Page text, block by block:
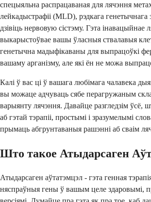
спецыяльна распрацаваная для лячэння
лейкадыстрафіі (MLD), рэдкага генетычнага
дзівіць нервовую сістэму. Гэта інавацыйнае
выкарыстоўвае вашы ўласныя ствалавыя
генетычна мадыфікаваны для выпрацоўкі
вашаму арганізму, але які ён не можа
Калі ў вас ці ў вашага любімага чалавека
вы можаце адчуваць сябе перагружаным
варыянту лячэння. Давайце разгледзім ўсё,
аб гэтай тэрапіі, простымі і зразумелымі
прымаць абгрунтаваныя рашэнні аб сваім
Што такое Атыдарсаген
Атыдарсаген аўтатэмцэл - гэта генная
няспраўныя гены ў вашым целе здаровымі,